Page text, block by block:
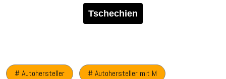
Tschechien
# Autohersteller
# Autohersteller mit M